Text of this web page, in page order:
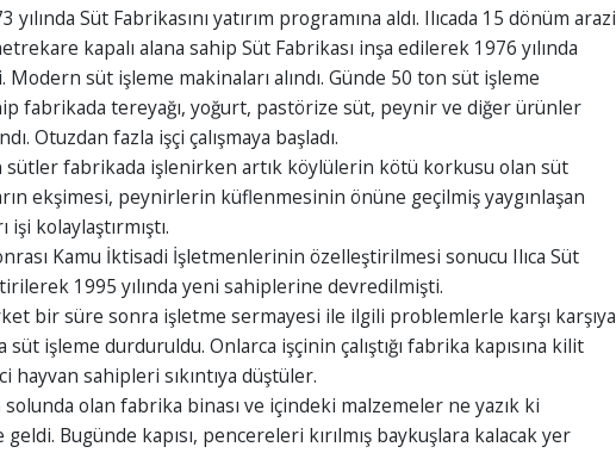
yılında Süt Fabrikasını yatırım programına aldı. Ilıcada 15 dönüm arazi
kapalı alana sahip Süt Fabrikası inşa edilerek 1976 yılında
süt işleme makinaları alındı. Günde 50 ton süt işleme
fabrikada tereyağı, yoğurt, pastörize süt, peynir ve diğer ürünler
Otuzdan fazla işçi çalışmaya başladı.
sütler fabrikada işlenirken artık köylülerin kötü korkusu olan süt
ekşimesi, peynirlerin küflenmesinin önüne geçilmiş yaygınlaşan
işi kolaylaştırmıştı.
Kamu İktisadi İşletmenlerinin özelleştirilmesi sonucu Ilıca Süt
1995 yılında yeni sahiplerine devredilmişti.
bir süre sonra işletme sermayesi ile ilgili problemlerle karşı karşıya
süt işleme durduruldu. Onlarca işçinin çalıştığı fabrika kapısına kilit
sahipleri sıkıntıya düştüler.
solunda olan fabrika binası ve içindeki malzemeler ne yazık ki
geldi. Bugünde kapısı, pencereleri kırılmış baykuşlara kalacak yer